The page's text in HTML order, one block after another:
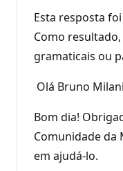
Esta resposta
Como
gramaticais ou
Olá Bruno
Bom dia!
Comunidade da
em ajudá-lo.